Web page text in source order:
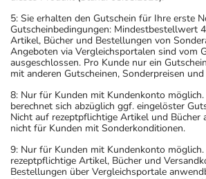
5: Sie erhalten den Gutschein für Ihre erste
Gutscheinbedingungen: Mindestbestellwert
Artikel, Bücher und Bestellungen von
Angeboten via Vergleichsportalen sind vom
ausgeschlossen. Pro Kunde nur ein
mit anderen Gutscheinen, Sonderpreisen
8: Nur für Kunden mit Kundenkonto
berechnet sich abzüglich ggf. eingelöster
Nicht auf rezeptpflichtige Artikel und Bücher
nicht für Kunden mit Sonderkonditionen.
9: Nur für Kunden mit Kundenkonto
rezeptpflichtige Artikel, Bücher und
Bestellungen über Vergleichsportale